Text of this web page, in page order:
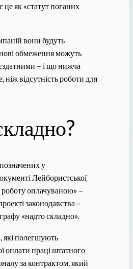
як «статут поганих
вони будуть
обмеження можуть
– і що нижча
ніж відсутність роботи для
у
Лейбористської
роботу оплачуваною» –
законодавства –
«надто складно».
які полегшують
оплати праці штатного
за контрактом, який